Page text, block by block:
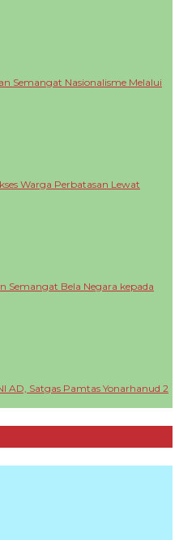
Semangat Nasionalisme Melalui
Warga Perbatasan Lewat
Semangat Bela Negara kepada
AD, Satgas Pamtas Yonarhanud 2